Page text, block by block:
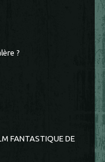
?
FANTASTIQUE DE